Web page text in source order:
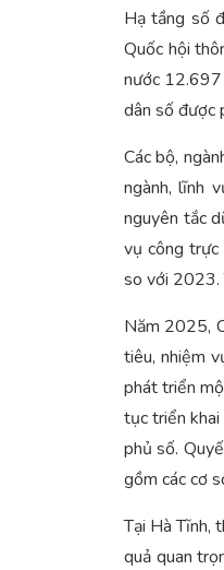
Hạ tầng số
Quốc hội
nước 12.697
dân số được
Các bộ,
ngành, lĩnh
nguyên tắc
vụ công
so với 2023.
Năm 2025,
tiêu, nhiệm
phát triển
tục triển
phủ số.
gồm các cơ
Tại Hà Tĩnh,
quả quan